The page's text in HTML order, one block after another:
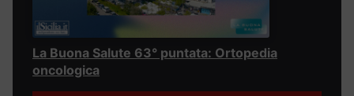
La Buona Salute 63° puntata: Ortopedia
oncologica